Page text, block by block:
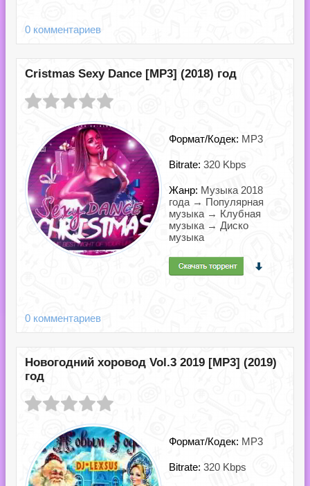
0 комментариев
Cristmas Sexy Dance [MP3] (2018) год
Формат/Кодек: MP3
Bitrate: 320 Kbps
Жанр: Музыка 2018
года → Популярная
музыка → Клубная
музыка → Диско
музыка
0 комментариев
Новогодний хоровод Vol.3 2019 [MP3] (2019)
год
Формат/Кодек: MP3
Bitrate: 320 Kbps